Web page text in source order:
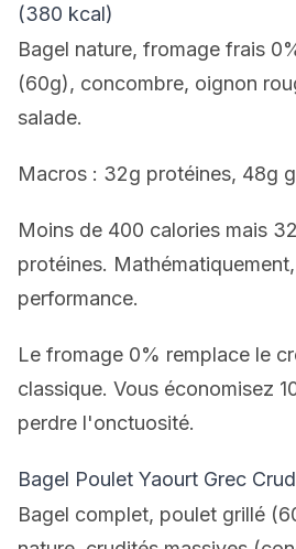
(380 kcal)
Bagel nature, fromage frais
(60g), concombre, oignon
salade.
Macros : 32g protéines, 48g
Moins de 400 calories mais
protéines.
performance.
Le fromage 0% remplace le
classique. Vous économisez
perdre l'onctuosité.
Bagel Poulet Yaourt Grec
Bagel complet, poulet grillé